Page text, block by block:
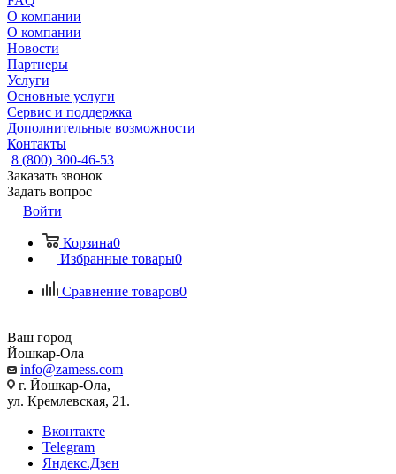
О компании
О компании
Новости
Партнеры
Услуги
Основные услуги
Сервис и поддержка
Дополнительные возможности
Контакты
8 (800) 300-46-53
Заказать звонок
Задать вопрос
Войти
Корзина0
Избранные товары0
Сравнение товаров0
Ваш город
Йошкар-Ола
info@zamess.com
г. Йошкар-Ола,
ул. Кремлевская, 21.
Вконтакте
Telegram
Яндекс.Дзен